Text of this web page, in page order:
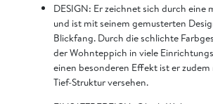
DESIGN: Er zeichnet sich durch eine
und ist mit seinem gemusterten
Blickfang. Durch die schlichte
der Wohnteppich in viele
einen besonderen Effekt ist er
Tief-Struktur versehen.